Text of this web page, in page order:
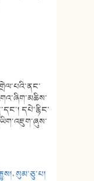
དཔེ་རྙིང་
,སུམ་ཅུ་པ།